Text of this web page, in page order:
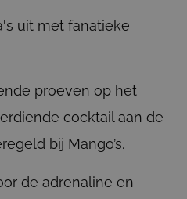
uit met fanatieke
proeven op het
cocktail aan de
bij Mango’s.
de adrenaline en